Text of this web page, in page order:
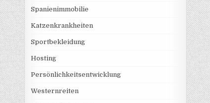
Spanienimmobilie
Katzenkrankheiten
Sportbekleidung
Hosting
Persönlichkeitsentwicklung
Westernreiten